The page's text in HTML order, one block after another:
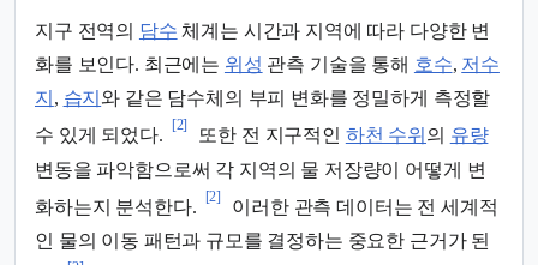
지구 전역의 담수 체계는 시간과 지역에 따라 다양한 변
화를 보인다. 최근에는 위성 관측 기술을 통해 호수, 저수
지 , 습지 와 같은 담수체의 부피 변화를 정밀하게 측정할
수 있게 되었다.
[2]
또한 전 지구적인 하천 수위 의 유량
변동을 파악함으로써 각 지역의 물 저장량이 어떻게 변
화하는지 분석한다.
[2]
이러한 관측 데이터는 전 세계적
인 물의 이동 패턴과 규모를 결정하는 중요한 근거가 된